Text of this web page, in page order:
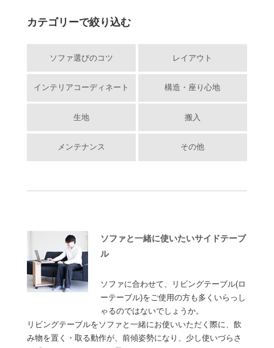
カテゴリーで絞り込む
ソファ選びのコツ レイアウト
インテリアコーディネート 構造・座り心地
生地 搬入
メンテナンス その他
ソファと一緒に使いたいサイドテーブ
ル
ソファに合わせて、リビングテーブル(ロ
ーテーブル)をご使用の方も多くいらっし
ゃるのではないでしょうか。
リビングテーブルをソファと一緒にお使いいただく際に、飲
み物を置く・取る動作が、前傾姿勢になり、少し使いづらさ